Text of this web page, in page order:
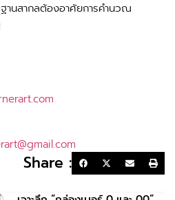
านสากลต้องอาศัยการคำนวณ
Share :